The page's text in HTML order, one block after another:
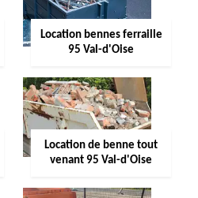
Location bennes ferraille
95 Val-d'Oise
Location de benne tout
venant 95 Val-d'Oise